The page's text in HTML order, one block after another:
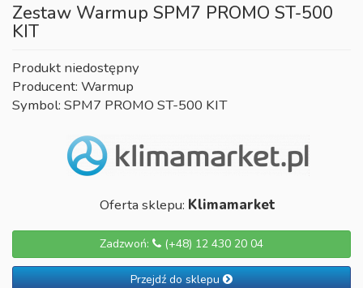
Zestaw Warmup SPM7 PROMO ST-500
KIT
Produkt niedostępny
Producent: Warmup
Symbol: SPM7 PROMO ST-500 KIT
Oferta sklepu: Klimamarket
Zadzwoń: (+48) 12 430 20 04
Przejdź do sklepu